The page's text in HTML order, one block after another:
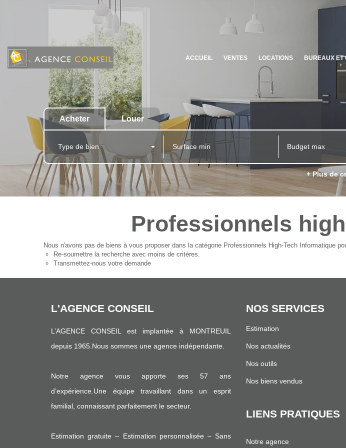
ACCUEIL VENTES LOCATIONS BUREAUX ET
Acheter Louer
Type de bien
+ Plus de
Professionnels
Nous n'avons pas de biens à vous proposer dans la catégorie Professionnels High-Tech Informatique
Re-soumettre la recherche avec moins de critères.
Transmettez-nous votre demande
L'AGENCE CONSEIL
L’AGENCE CONSEIL est implantée à MONTREUIL
depuis 1965.Nous sommes une agence indépendante.
Notre agence vous apporte ses 57 ans
d’expérience.Une équipe travaillant dans un esprit
familial, connaissant parfaitement le secteur.
Estimation gratuite – Estimation personnalisée – Sans
NOS SERVICES
Estimation
Nos actualités
Nos outils
Nos biens vendus
LIENS PRATIQUES
Notre agence